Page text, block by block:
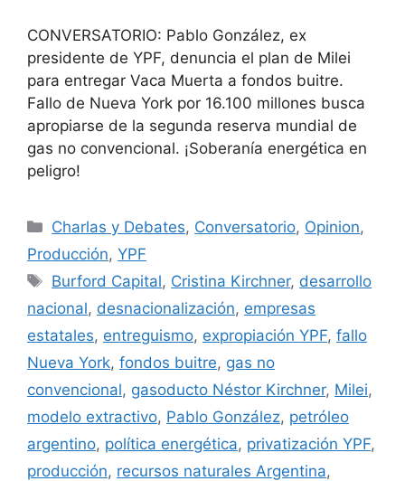
CONVERSATORIO: Pablo González, ex
presidente de YPF, denuncia el plan de Milei
para entregar Vaca Muerta a fondos buitre.
Fallo de Nueva York por 16.100 millones busca
apropiarse de la segunda reserva mundial de
gas no convencional. ¡Soberanía energética en
peligro!
Charlas y Debates, Conversatorio, Opinion,
Producción, YPF
Burford Capital, Cristina Kirchner, desarrollo
nacional, desnacionalización, empresas
estatales, entreguismo, expropiación YPF, fallo
Nueva York, fondos buitre, gas no
convencional, gasoducto Néstor Kirchner, Milei,
modelo extractivo, Pablo González, petróleo
argentino, política energética, privatización YPF,
producción, recursos naturales Argentina,